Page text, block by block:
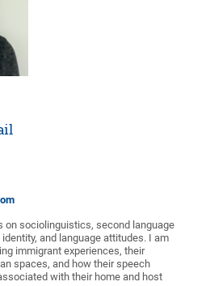
on sociolinguistics, second language
and language attitudes. I am
immigrant experiences, their
spaces, and how their speech
with their home and host